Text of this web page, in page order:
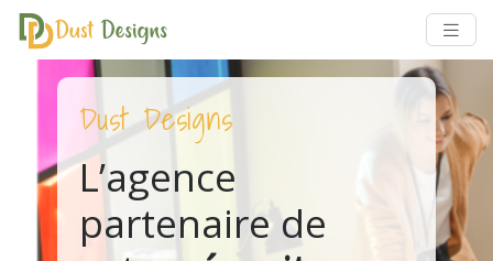
Dust Designs
L’agence
partenaire de